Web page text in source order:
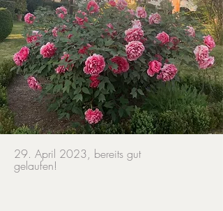
29. April 2023, bereits gut
gelaufen!